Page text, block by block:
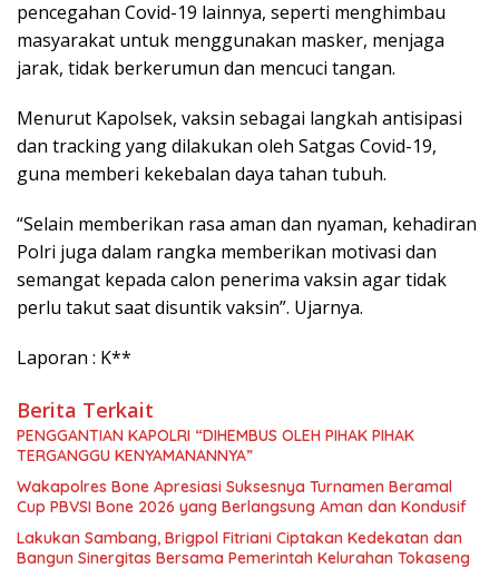
pencegahan Covid-19 lainnya, seperti menghimbau
masyarakat untuk menggunakan masker, menjaga
jarak, tidak berkerumun dan mencuci tangan.
Menurut Kapolsek, vaksin sebagai langkah antisipasi
dan tracking yang dilakukan oleh Satgas Covid-19,
guna memberi kekebalan daya tahan tubuh.
“Selain memberikan rasa aman dan nyaman, kehadiran
Polri juga dalam rangka memberikan motivasi dan
semangat kepada calon penerima vaksin agar tidak
perlu takut saat disuntik vaksin”. Ujarnya.
Laporan : K**
Berita Terkait
PENGGANTIAN KAPOLRI “DIHEMBUS OLEH PIHAK PIHAK
TERGANGGU KENYAMANANNYA”
Wakapolres Bone Apresiasi Suksesnya Turnamen Beramal
Cup PBVSI Bone 2026 yang Berlangsung Aman dan Kondusif
Lakukan Sambang, Brigpol Fitriani Ciptakan Kedekatan dan
Bangun Sinergitas Bersama Pemerintah Kelurahan Tokaseng